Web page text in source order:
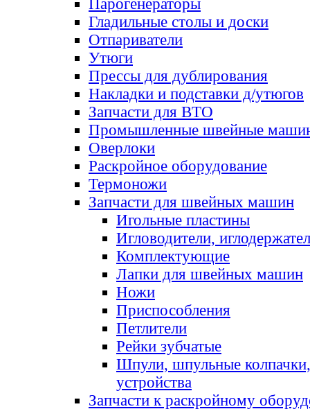
Парогенераторы
Гладильные столы и доски
Отпариватели
Утюги
Прессы для дублирования
Накладки и подставки д/утюгов
Запчасти для ВТО
Промышленные швейные
Оверлоки
Раскройное оборудование
Термоножи
Запчасти для швейных машин
Игольные пластины
Игловодители,
Комплектующие
Лапки для швейных машин
Ножи
Приспособления
Петлители
Рейки зубчатые
Шпули, шпульные
устройства
Запчасти к раскройному